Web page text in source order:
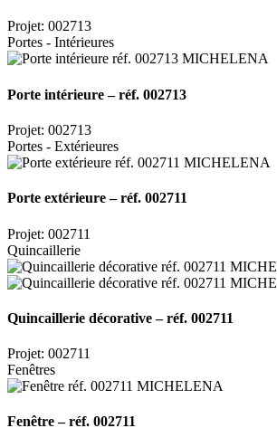
Projet: 002713
Portes - Intérieures
Porte intérieure – réf. 002713
Projet: 002713
Portes - Extérieures
Porte extérieure – réf. 002711
Projet: 002711
Quincaillerie
Quincaillerie décorative – réf. 002711
Projet: 002711
Fenêtres
Fenêtre – réf. 002711